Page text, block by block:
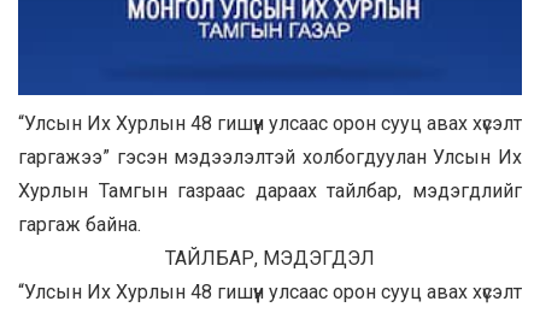
“Улсын Их Хурлын 48 гишүүн улсаас орон сууц авах хүсэлт
гаргажээ” гэсэн мэдээлэлтэй холбогдуулан Улсын Их
Хурлын Тамгын газраас дараах тайлбар, мэдэгдлийг
гаргаж байна.
ТАЙЛБАР, МЭДЭГДЭЛ
“Улсын Их Хурлын 48 гишүүн улсаас орон сууц авах хүсэлт